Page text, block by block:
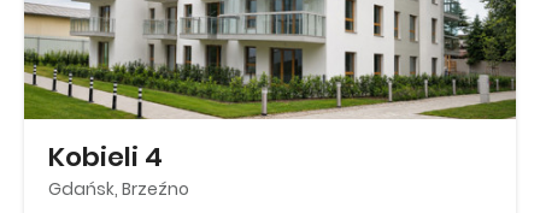
Kobieli 4
Gdańsk, Brzeźno